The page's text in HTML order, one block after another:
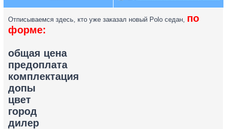
Отписываемся здесь, кто уже заказал новый Polo седан, по
форме:
общая цена
предоплата
комплектация
допы
цвет
город
дилер